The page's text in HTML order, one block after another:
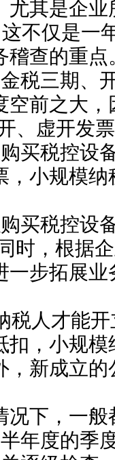
尤其是企
这不仅是
稽查的重点
税三期、
空前之大
、虚开发
买税控设
，小规模
买税控设
时，根据
一步拓展
税人才能
扣，小规
，新成立
况下，一
年度的季